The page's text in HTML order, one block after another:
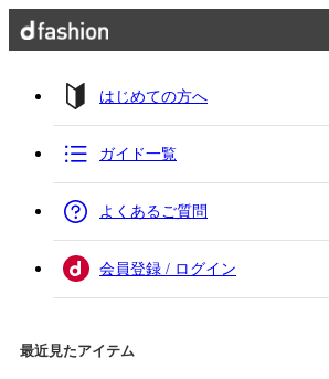
はじめての方へ
ガイド一覧
よくあるご質問
会員登録 / ログイン
最近見たアイテム